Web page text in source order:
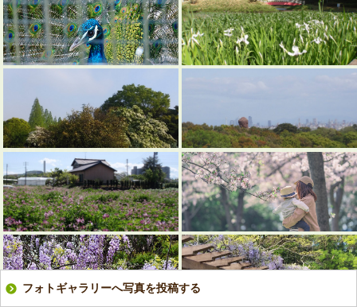
フォトギャラリーへ写真を投稿する